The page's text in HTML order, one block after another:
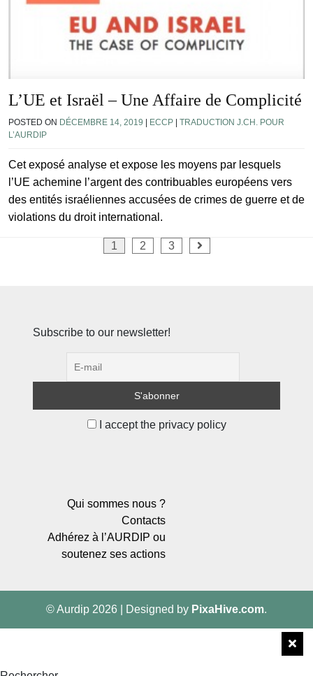
L’UE et Israël – Une Affaire de Complicité
POSTED ON DÉCEMBRE 14, 2019 | ECCP | TRADUCTION J.CH. POUR
L’AURDIP
Cet exposé analyse et expose les moyens par lesquels
l’UE achemine l’argent des contribuables européens vers
des entités israéliennes accusées de crimes de guerre et de
violations du droit international.
1 2 3
Subscribe to our newsletter!
I accept the privacy policy
Qui sommes nous ?
Contacts
Adhérez à l’AURDIP ou
soutenez ses actions
© Aurdip 2026 Designed by PixaHive.com.